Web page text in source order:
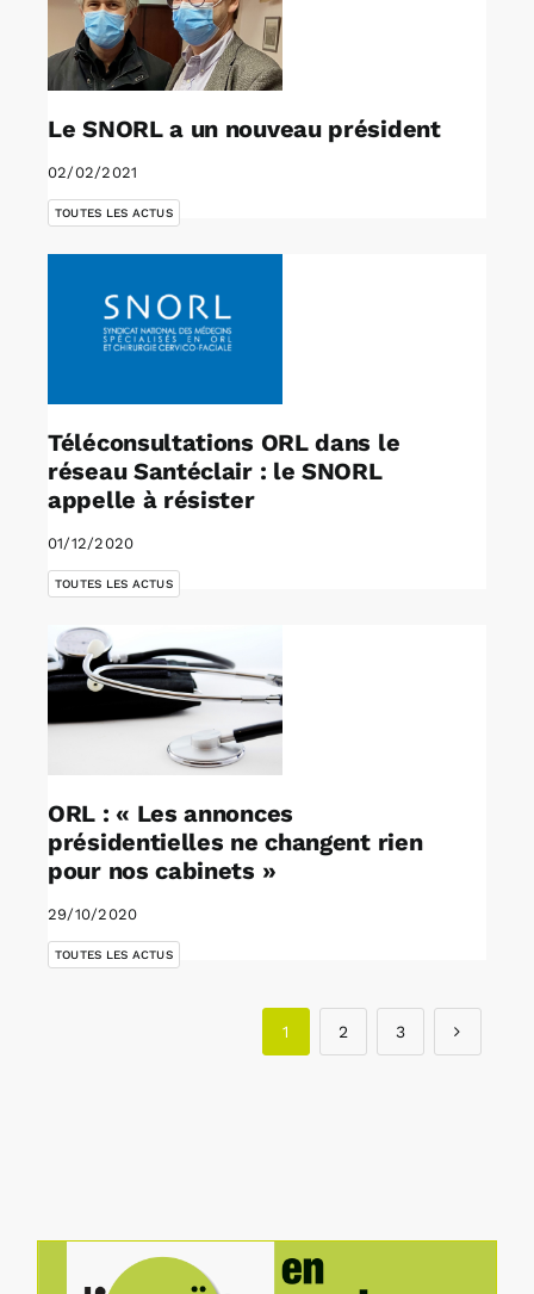
Le SNORL a un nouveau président
02/02/2021
TOUTES LES ACTUS
Téléconsultations ORL dans le
réseau Santéclair : le SNORL
appelle à résister
01/12/2020
TOUTES LES ACTUS
ORL : « Les annonces
présidentielles ne changent rien
pour nos cabinets »
29/10/2020
TOUTES LES ACTUS
1 2 3